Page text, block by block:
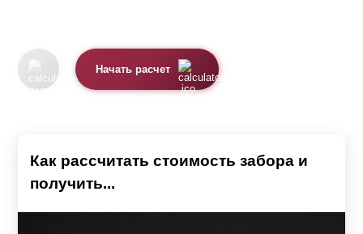
Начать расчет
Как рассчитать стоимость забора и
получить...